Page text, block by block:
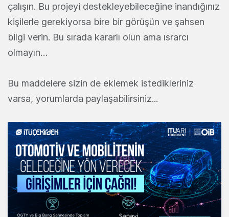
çalışın. Bu projeyi destekleyebileceğine inandığınız
kişilerle gerekiyorsa bire bir görüşün ve şahsen
bilgi verin. Bu sırada kararlı olun ama ısrarcı
olmayın…
Bu maddelere sizin de eklemek istedikleriniz
varsa, yorumlarda paylaşabilirsiniz...